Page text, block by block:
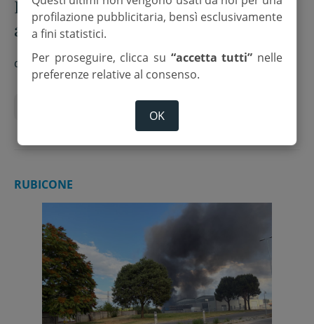
Evaso dagli arresti domiciliari,
arrestato dai Carabinieri
di Redazione
Cronaca
RUBICONE
profilazione pubblicitaria, bensì esclusivamente
a fini statistici.
Per proseguire, clicca su “accetta tutti” nelle
preferenze relative al consenso.
OK